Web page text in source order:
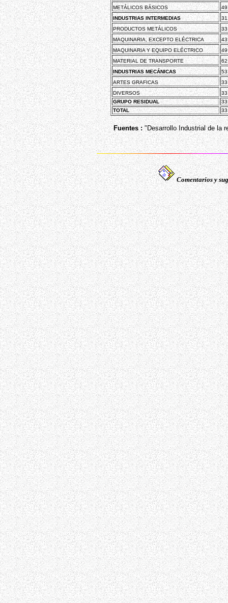
METÁLICOS BÁSICOS
INDUSTRIAS INTERMEDIAS
PRODUCTOS METÁLICOS
MAQUINARIA, EXCEPTO ELÉCTRICA
MAQUINARIA Y EQUIPO ELÉCTRICO
MATERIAL DE TRANSPORTE
INDUSTRIAS MECÁNICAS
ARTES GRAFICAS
DIVERSOS
GRUPO RESIDUAL
TOTAL
Fuentes : "Desarrollo Industrial de la
Comentarios y